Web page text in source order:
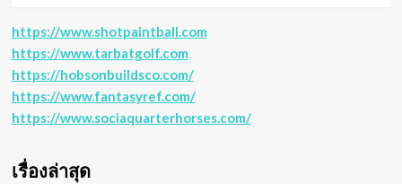
https://www.shotpaintball.com
https://www.tarbatgolf.com
https://hobsonbuildsco.com/
https://www.fantasyref.com/
https://www.sociaquarterhorses.com/
เรื่องล่าสุด